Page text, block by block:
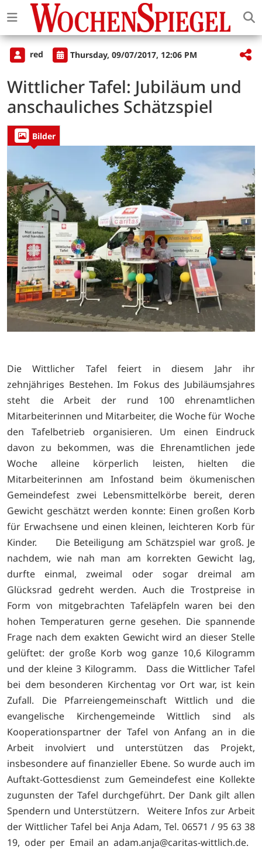
red Thursday, 09/07/2017, 12:06 PM
Wittlicher Tafel: Jubiläum und
anschauliches Schätzspiel
Bilder
Die Wittlicher Tafel feiert in diesem Jahr ihr
zehnjähriges Bestehen. Im Fokus des Jubiläumsjahres
steht die Arbeit der rund 100 ehrenamtlichen
Mitarbeiterinnen und Mitarbeiter, die Woche für Woche
den Tafelbetrieb organisieren. Um einen Eindruck
davon zu bekommen, was die Ehrenamtlichen jede
Woche alleine körperlich leisten, hielten die
Mitarbeiterinnen am Infostand beim ökumenischen
Gemeindefest zwei Lebensmittelkörbe bereit, deren
Gewicht geschätzt werden konnte: Einen großen Korb
für Erwachsene und einen kleinen, leichteren Korb für
Kinder. Die Beteiligung am Schätzspiel war groß. Je
nachdem, wie nah man am korrekten Gewicht lag,
durfte einmal, zweimal oder sogar dreimal am
Glücksrad gedreht werden. Auch die Trostpreise in
Form von mitgebrachten Tafeläpfeln waren bei den
hohen Temperaturen gerne gesehen. Die spannende
Frage nach dem exakten Gewicht wird an dieser Stelle
gelüftet: der große Korb wog ganze 10,6 Kilogramm
und der kleine 3 Kilogramm. Dass die Wittlicher Tafel
bei dem besonderen Kirchentag vor Ort war, ist kein
Zufall. Die Pfarreiengemeinschaft Wittlich und die
evangelische Kirchengemeinde Wittlich sind als
Kooperationspartner der Tafel von Anfang an in die
Arbeit involviert und unterstützen das Projekt,
insbesondere auf finanzieller Ebene. So wurde auch im
Auftakt-Gottesdienst zum Gemeindefest eine Kollekte
zugunsten der Tafel durchgeführt. Der Dank gilt allen
Spendern und Unterstützern. Weitere Infos zur Arbeit
der Wittlicher Tafel bei Anja Adam, Tel. 06571 / 95 63 38
19, oder per Email an adam.anja@caritas-wittlich.de.